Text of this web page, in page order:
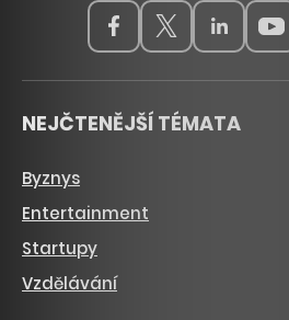
NEJČTENĚJŠÍ TÉMATA
Byznys
Entertainment
Startupy
Vzdělávání